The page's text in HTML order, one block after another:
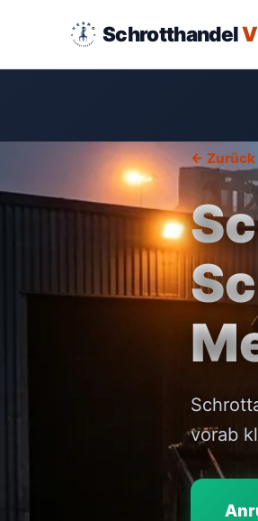
Schrotthandel
← Zurück
vorab